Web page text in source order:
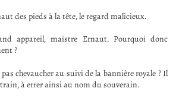
des pieds à la tête, le regard malicieux.
appareil, maistre Ernaut. Pourquoi donc
?
chevaucher au suivi de la bannière royale ? Il
à errer ainsi au nom du souverain.